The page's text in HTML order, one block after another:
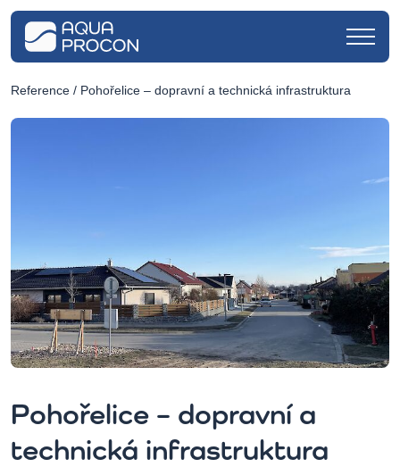
Reference / Pohořelice – dopravní a technická infrastruktura
Pohořelice – dopravní a
technická infrastruktura